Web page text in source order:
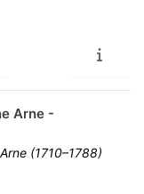
Arne -
(1710–1788)